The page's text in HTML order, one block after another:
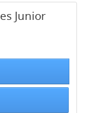
Junior